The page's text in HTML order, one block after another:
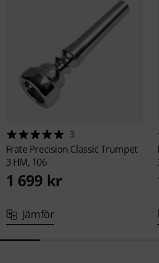
3
Frate Precision Classic Trumpet
3 HM, 106
1 699 kr
Jämför